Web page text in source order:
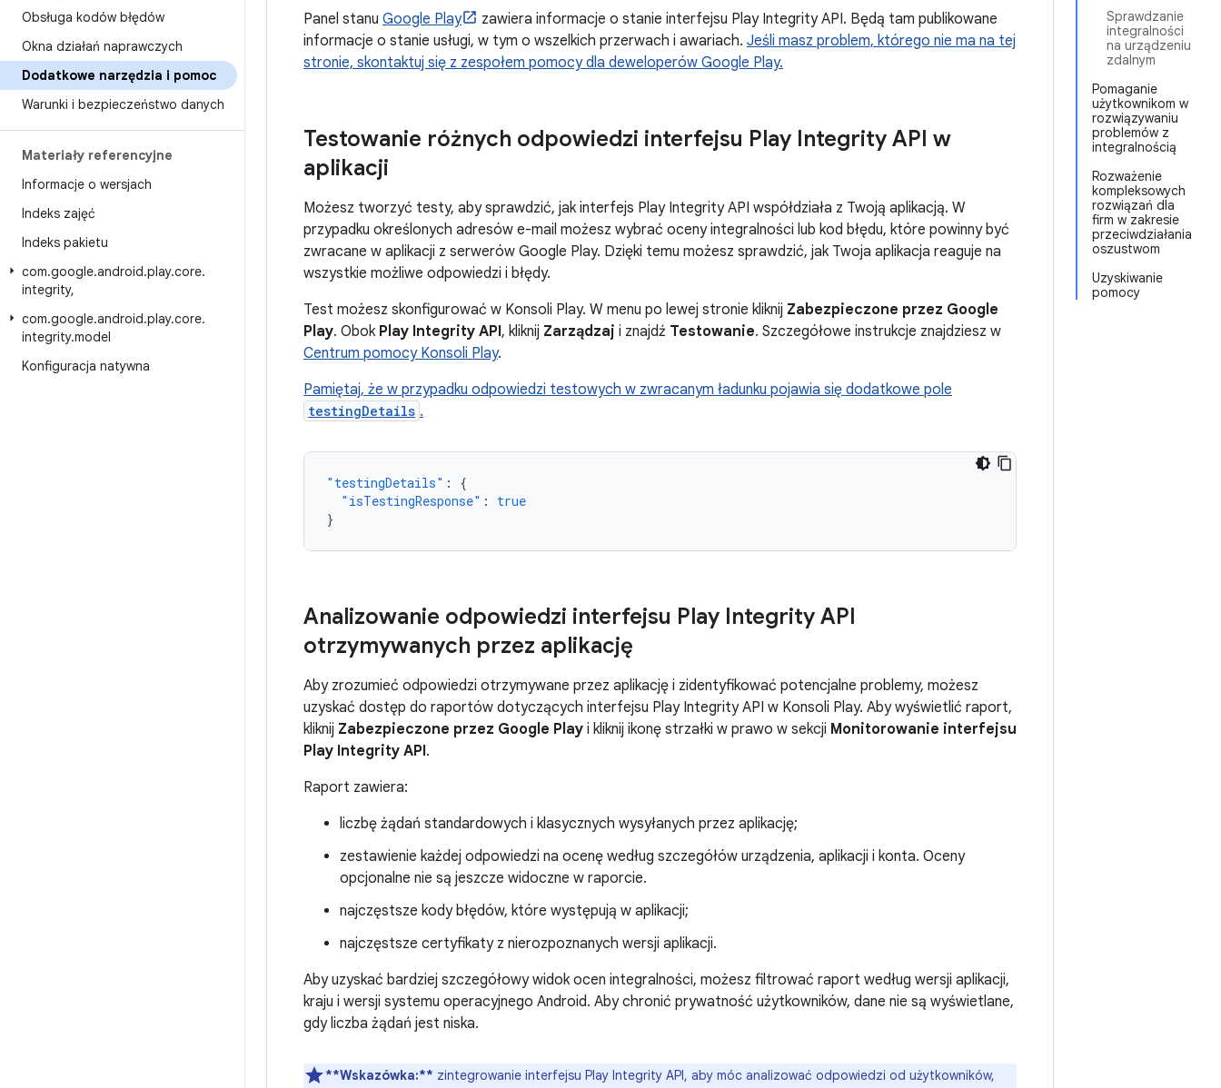
Obsługa kodów błędów
Okna działań naprawczych
Dodatkowe narzędzia i pomoc
Warunki i bezpieczeństwo danych
Materiały referencyjne
Informacje o wersjach
Indeks zajęć
Indeks pakietu
com.google.android.play.core.
integrity,
com.google.android.play.core.
integrity.model
Konfiguracja natywna
Sprawdzanie
integralności
na urządzeniu
zdalnym
Pomaganie
użytkownikom w
rozwiązywaniu
problemów z
integralnością
Rozważenie
kompleksowych
rozwiązań dla
firm w zakresie
przeciwdziałania
oszustwom
Uzyskiwanie
pomocy
Panel stanu Google Play
zawiera informacje o stanie interfejsu Play Integrity API. Będą tam publikowane
informacje o stanie usługi, w tym o wszelkich przerwach i awariach. Jeśli masz problem, którego nie ma na tej
stronie, skontaktuj się z zespołem pomocy dla deweloperów Google Play.
Testowanie różnych odpowiedzi interfejsu Play Integrity API w
aplikacji
Możesz tworzyć testy, aby sprawdzić, jak interfejs Play Integrity API współdziała z Twoją aplikacją. W
przypadku określonych adresów e-mail możesz wybrać oceny integralności lub kod błędu, które powinny być
zwracane w aplikacji z serwerów Google Play. Dzięki temu możesz sprawdzić, jak Twoja aplikacja reaguje na
wszystkie możliwe odpowiedzi i błędy.
Test możesz skonfigurować w Konsoli Play. W menu po lewej stronie kliknij Zabezpieczone przez Google
Play. Obok Play Integrity API, kliknij Zarządzaj i znajdź Testowanie. Szczegółowe instrukcje znajdziesz w
Centrum pomocy Konsoli Play.
Pamiętaj, że w przypadku odpowiedzi testowych w zwracanym ładunku pojawia się dodatkowe pole
testingDetails .
"testingDetails" :
{
"isTestingResponse" :
true
}
Analizowanie odpowiedzi interfejsu Play Integrity API
otrzymywanych przez aplikację
Aby zrozumieć odpowiedzi otrzymywane przez aplikację i zidentyfikować potencjalne problemy, możesz
uzyskać dostęp do raportów dotyczących interfejsu Play Integrity API w Konsoli Play. Aby wyświetlić raport,
kliknij Zabezpieczone przez Google Play i kliknij ikonę strzałki w prawo w sekcji Monitorowanie interfejsu
Play Integrity API.
Raport zawiera:
liczbę żądań standardowych i klasycznych wysyłanych przez aplikację;
zestawienie każdej odpowiedzi na ocenę według szczegółów urządzenia, aplikacji i konta. Oceny
opcjonalne nie są jeszcze widoczne w raporcie.
najczęstsze kody błędów, które występują w aplikacji;
najczęstsze certyfikaty z nierozpoznanych wersji aplikacji.
Aby uzyskać bardziej szczegółowy widok ocen integralności, możesz filtrować raport według wersji aplikacji,
kraju i wersji systemu operacyjnego Android. Aby chronić prywatność użytkowników, dane nie są wyświetlane,
gdy liczba żądań jest niska.
**Wskazówka:** zintegrowanie interfejsu Play Integrity API, aby móc analizować odpowiedzi od użytkowników,